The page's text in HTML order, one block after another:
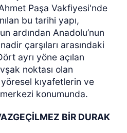
Paşa Vakfiyesi'nde
bu tarihi yapı,
ardından Anadolu’nun
çarşıları arasındaki
ayrı yöne açılan
noktası olan
kıyafetlerin ve
konumunda.
BİR DURAK